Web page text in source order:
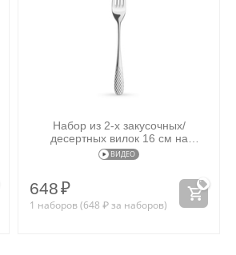
Набор из 2-х закусочных/
десертных вилок 16 см на
блистере WL‑999248/2B
ВИДЕО
648₽
1 наборов (648 ₽за наборов)